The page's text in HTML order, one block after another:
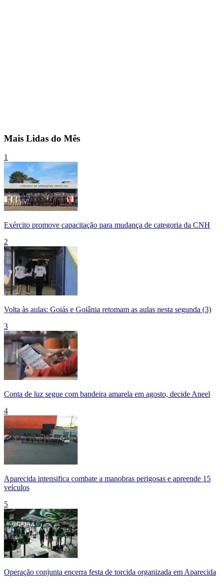
Mais Lidas do Mês
1
Exército promove capacitação para mudança de categoria da CNH
2
Volta às aulas: Goiás e Goiânia retomam as aulas nesta segunda (3)
3
Conta de luz segue com bandeira amarela em agosto, decide Aneel
4
Aparecida intensifica combate a manobras perigosas e apreende 15
veículos
5
Operação conjunta encerra festa de torcida organizada em Aparecida